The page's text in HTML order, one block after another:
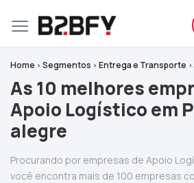
Home Segmentos Entrega e Transporte
As 10 melhores
Apoio Logístico em
alegre
Procurando por empresas de Apoio
você encontra mais de 100 empresas